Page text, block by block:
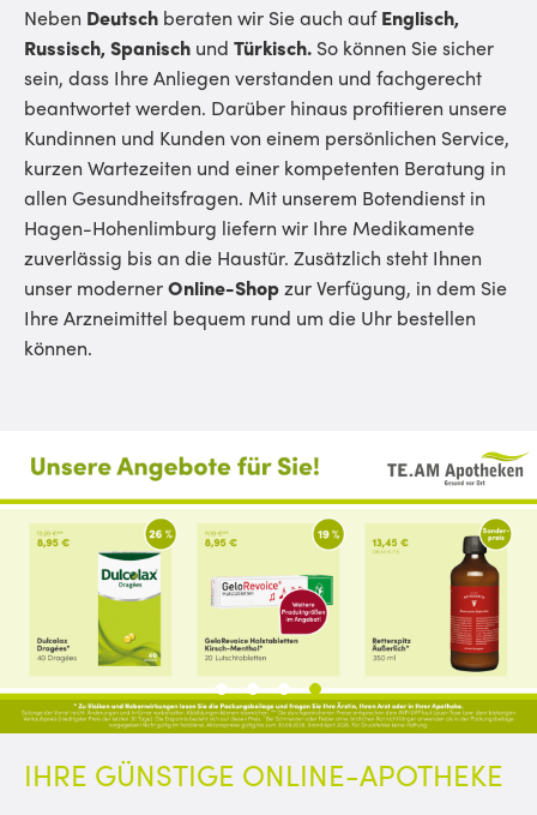
Neben Deutsch beraten wir Sie auch aufEnglisch,
Russisch, Spanisch und Türkisch. So können Sie sicher
sein, dass Ihre Anliegen verstanden und fachgerecht
beantwortet werden. Darüber hinaus profitieren unsere
Kundinnen und Kunden von einem persönlichen Service,
kurzen Wartezeiten und einer kompetenten Beratung in
allen Gesundheitsfragen. Mit unserem Botendienst in
Hagen-Hohenlimburg liefern wir Ihre Medikamente
zuverlässig bis an die Haustür. Zusätzlich steht Ihnen
unser modernerOnline-Shopzur Verfügung, in dem Sie
Ihre Arzneimittel bequem rund um die Uhr bestellen
können.
IHRE GÜNSTIGE ONLINE-APOTHEKE
1 2 3 4